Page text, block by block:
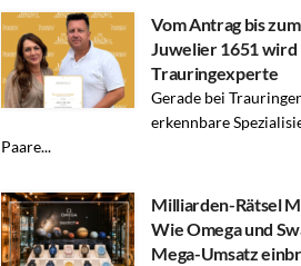
Vom Antrag bis
Juwelier 1651 wird
Trauringexperte
Gerade bei
erkennbare
Paare...
Milliarden-Rätsel
Wie Omega und
Mega-Umsatz